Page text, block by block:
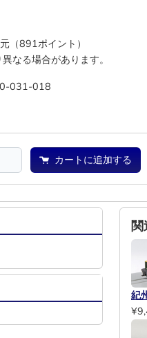
（891ポイント）
なる場合があります。
031-018
カートに追加する
紀